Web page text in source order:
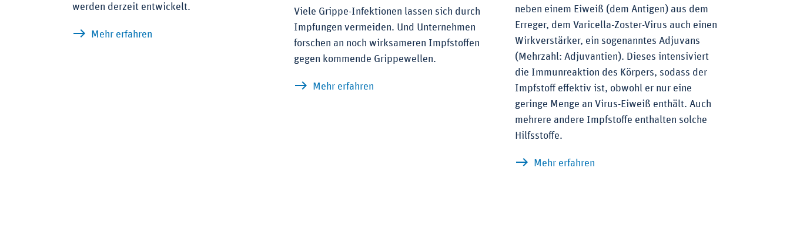
werden derzeit entwickelt.
Mehr erfahren
Viele Grippe-Infektionen lassen sich durch
Impfungen vermeiden. Und Unternehmen
forschen an noch wirksameren Impfstoffen
gegen kommende Grippewellen.
Mehr erfahrenzu Grippeimpfstoffe: Abwehrkraft gegen ein wandlungsfähiges Virus
neben einem Eiweiß (dem Antigen) aus dem
Erreger, dem Varicella-Zoster-Virus auch einen
Wirkverstärker, ein sogenanntes Adjuvans
(Mehrzahl: Adjuvantien). Dieses intensiviert
die Immunreaktion des Körpers, sodass der
Impfstoff effektiv ist, obwohl er nur eine
geringe Menge an Virus-Eiweiß enthält. Auch
mehrere andere Impfstoffe enthalten solche
Hilfsstoffe.
Mehr erfahren